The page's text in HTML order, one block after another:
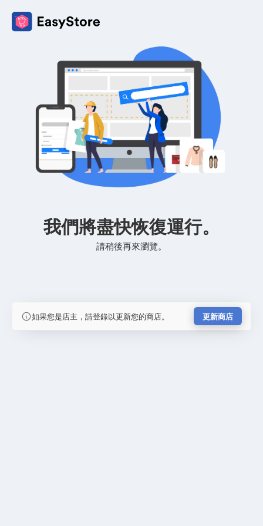
我們將盡快恢復運行。
請稍後再來瀏覽。
如果您是店主，請登錄以更新您的商店。 更新商店